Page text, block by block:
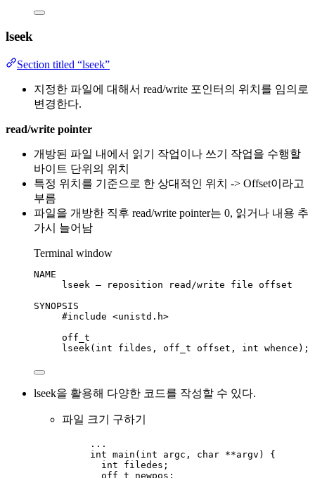
lseek
Section titled “lseek”
지정한 파일에 대해서 read/write 포인터의 위치를 임의로
변경한다.
read/write pointer
개방된 파일 내에서 읽기 작업이나 쓰기 작업을 수행할
바이트 단위의 위치
특정 위치를 기준으로 한 상대적인 위치 -> Offset이라고
부름
파일을 개방한 직후 read/write pointer는 0, 읽거나 내용 추
가시 늘어남
Terminal window
NAME
lseek – reposition read/write file offset
SYNOPSIS
#include <unistd.h>
off_t
lseek(int
fildes, off_t offset, int whence );
lseek을 활용해 다양한 코드를 작성할 수 있다.
파일 크기 구하기
...
int main ( int argc , char **argv ) {
int filedes;
off_t newpos;